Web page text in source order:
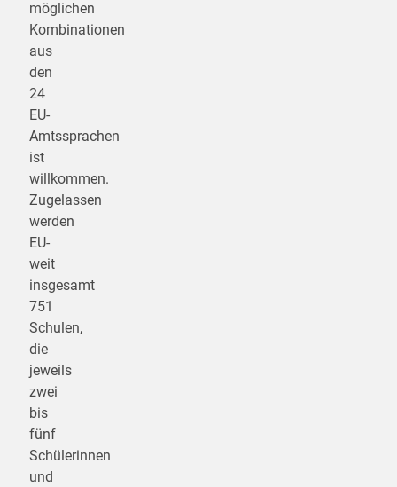
möglichen
Kombinationen
aus
den
24
EU-
Amtssprachen
ist
willkommen.
Zugelassen
werden
EU-
weit
insgesamt
751
Schulen,
die
jeweils
zwei
bis
fünf
Schülerinnen
und